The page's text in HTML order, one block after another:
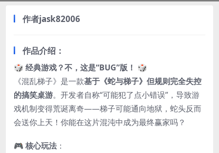
作者jask82006
作品介绍：
🎲 经典游戏？不，这是“BUG”版！ 🎲
《混乱梯子》是一款基于《蛇与梯子》但规则完全失控
的搞笑桌游。开发者自称“可能犯了点小错误”，导致游
戏机制变得荒诞离奇——梯子可能通向地狱，蛇头反而
会送你上天！你能在这片混沌中成为最终赢家吗？
🎮 核心玩法 ：